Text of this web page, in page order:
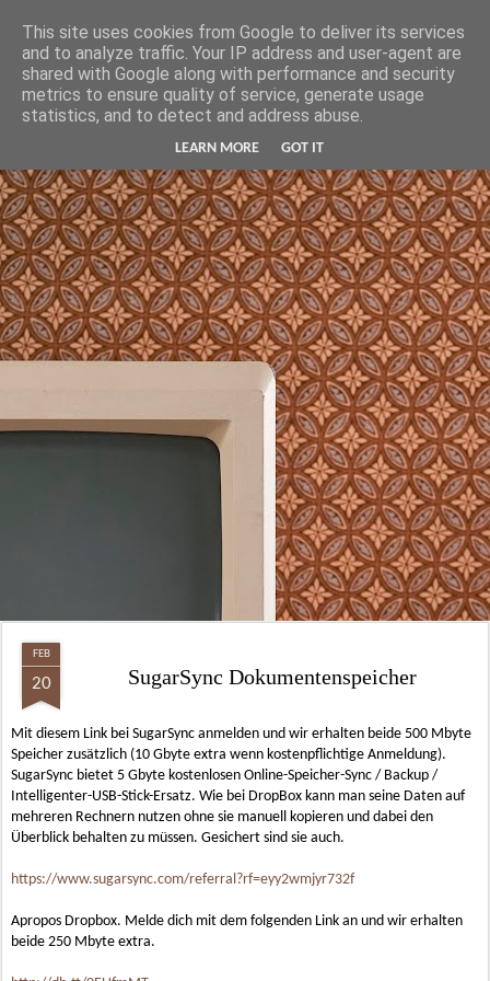
This site uses cookies from Google to deliver its services
and to analyze traffic. Your IP address and user-agent are
shared with Google along with performance and security
metrics to ensure quality of service, generate usage
statistics, and to detect and address abuse.
LEARN MORE GOT IT
Hunter Jerusalem Journal
FEB
20 SugarSync Dokumentenspeicher
Mit diesem Link bei SugarSync anmelden und wir erhalten beide 500 Mbyte
Speicher zusätzlich (10 Gbyte extra wenn kostenpflichtige Anmeldung).
SugarSync bietet 5 Gbyte kostenlosen Online-Speicher-Sync / Backup /
Intelligenter-USB-Stick-Ersatz. Wie bei DropBox kann man seine Daten auf
mehreren Rechnern nutzen ohne sie manuell kopieren und dabei den
Überblick behalten zu müssen. Gesichert sind sie auch.
https://www.sugarsync.com/referral?rf=eyy2wmjyr732f
Apropos Dropbox. Melde dich mit dem folgenden Link an und wir erhalten
beide 250 Mbyte extra.